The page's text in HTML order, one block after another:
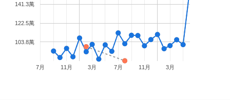
7月 11月 3月 7月 11月 3月
103.8萬
122.5萬
141.3萬